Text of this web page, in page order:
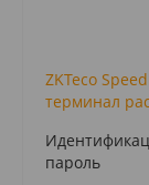
ZKTeco
терминал
пароль